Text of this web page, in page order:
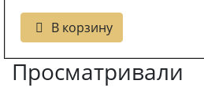
В корзину
Просматривали